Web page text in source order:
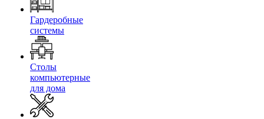
Гардеробные
системы
Столы
компьютерные
для дома